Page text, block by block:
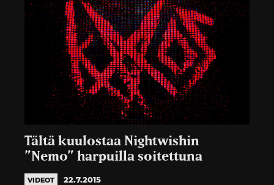
Tältä kuulostaa Nightwishin
”Nemo” harpuilla soitettuna
VIDEOT 22.7.2015